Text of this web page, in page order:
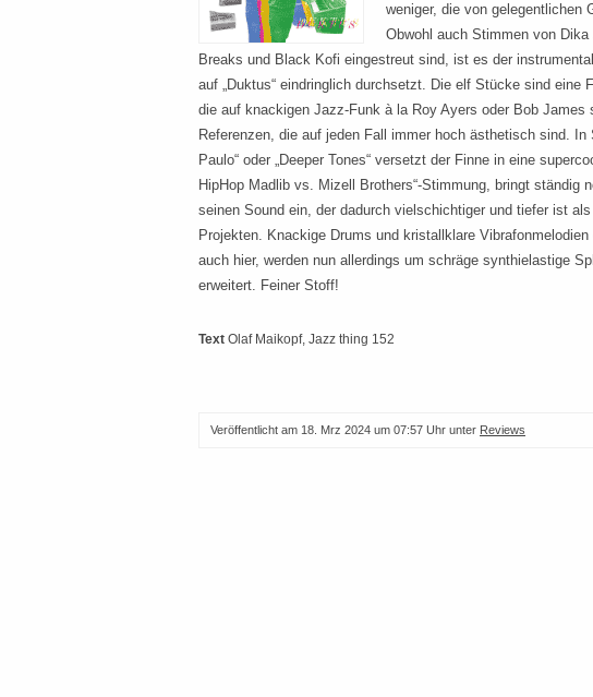
weniger, die von gelegentlichen
Obwohl auch Stimmen von
Breaks und Black Kofi eingestreut sind, ist es der
auf „Duktus“ eindringlich durchsetzt. Die elf Stücke sind eine
die auf knackigen Jazz-Funk à la Roy Ayers oder Bob James
Referenzen, die auf jeden Fall immer hoch ästhetisch sind. In
Paulo“ oder „Deeper Tones“ versetzt der Finne in eine
HipHop Madlib vs. Mizell Brothers“-Stimmung, bringt ständig
seinen Sound ein, der dadurch vielschichtiger und tiefer ist
Projekten. Knackige Drums und kristallklare Vibrafonmelodien
auch hier, werden nun allerdings um schräge synthielastige
erweitert. Feiner Stoff!
Text Olaf Maikopf, Jazz thing 152
Veröffentlicht am 18. Mrz 2024 um 07:57 Uhr unter Reviews